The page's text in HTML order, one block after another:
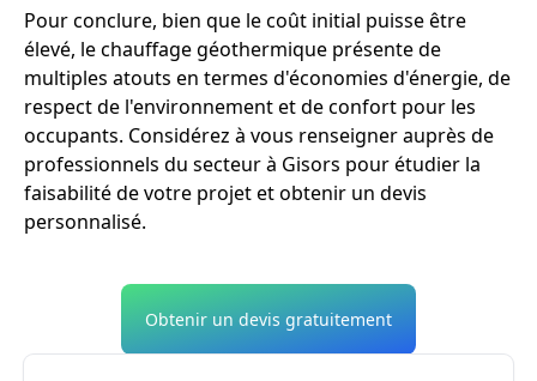
Pour conclure, bien que le coût initial puisse être
élevé, le chauffage géothermique présente de
multiples atouts en termes d'économies d'énergie, de
respect de l'environnement et de confort pour les
occupants. Considérez à vous renseigner auprès de
professionnels du secteur à Gisors pour étudier la
faisabilité de votre projet et obtenir un devis
personnalisé.
Obtenir un devis gratuitement